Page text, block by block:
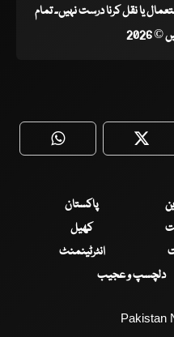
یا نقل کرنا درست نہیں۔ تمام
2026
WhatsApp
پاکستان
کھیل
انٹرٹینمنٹ
دلچسپ و عجیب
Pakistan